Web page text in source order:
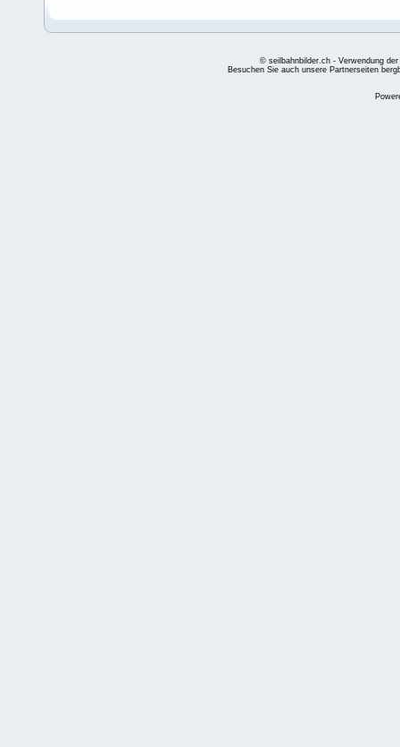
© seilbahnbilder.ch - Verwendung
Besuchen Sie auch unsere Partnerseiten